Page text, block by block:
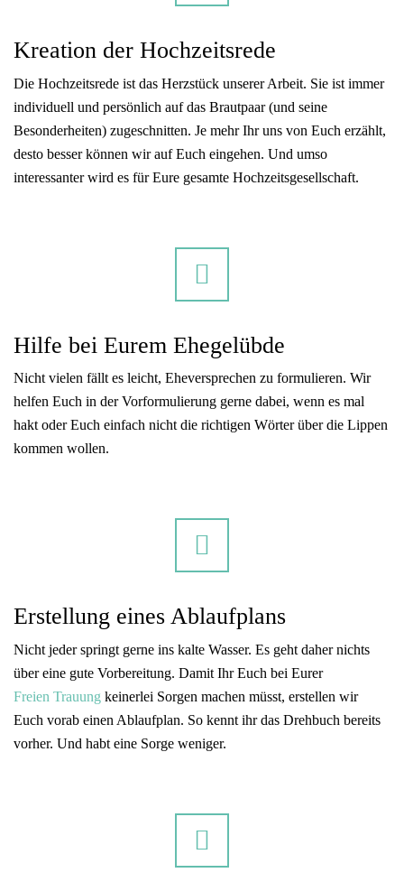
Kreation der Hochzeitsrede
Die Hochzeitsrede ist das Herzstück unserer Arbeit. Sie ist immer
individuell und persönlich auf das Brautpaar (und seine
Besonderheiten) zugeschnitten. Je mehr Ihr uns von Euch erzählt,
desto besser können wir auf Euch eingehen. Und umso
interessanter wird es für Eure gesamte Hochzeitsgesellschaft.
Hilfe bei Eurem Ehegelübde
Nicht vielen fällt es leicht, Eheversprechen zu formulieren. Wir
helfen Euch in der Vorformulierung gerne dabei, wenn es mal
hakt oder Euch einfach nicht die richtigen Wörter über die Lippen
kommen wollen.
Erstellung eines Ablaufplans
Nicht jeder springt gerne ins kalte Wasser. Es geht daher nichts
über eine gute Vorbereitung. Damit Ihr Euch bei Eurer
Freien Trauung keinerlei Sorgen machen müsst, erstellen wir
Euch vorab einen Ablaufplan. So kennt ihr das Drehbuch bereits
vorher. Und habt eine Sorge weniger.